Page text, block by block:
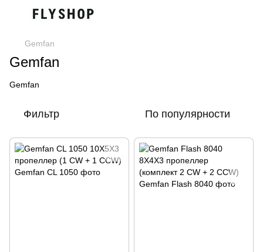
Gemfan
Gemfan
Gemfan
Фильтр По популярности